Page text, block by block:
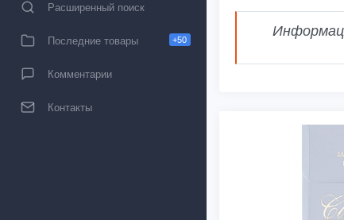
Расширенный поиск
Последние товары +50
Комментарии
Контакты